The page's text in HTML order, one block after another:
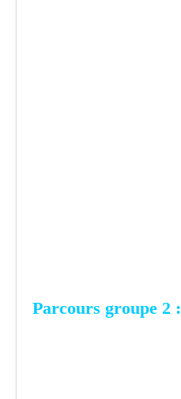
Parcours groupe 2 :